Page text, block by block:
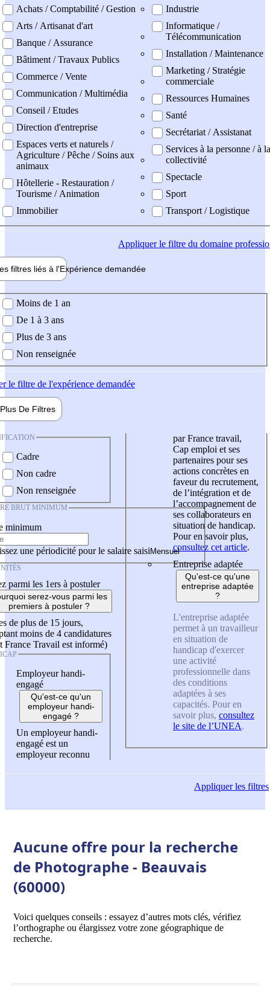
professionel
Achats / Comptabilité / Gestion
Arts / Artisanat d'art
Banque / Assurance
Bâtiment / Travaux Publics
Commerce / Vente
Communication / Multimédia
Conseil / Etudes
Direction d'entreprise
Espaces verts et naturels /
Agriculture / Pêche / Soins aux
animaux
Hôtellerie - Restauration /
Tourisme / Animation
Immobilier
Industrie
Informatique /
Télécommunication
Installation / Maintenance
Marketing / Stratégie
commerciale
Ressources Humaines
Santé
Secrétariat / Assistanat
Services à la personne / à la
collectivité
Spectacle
Sport
Transport / Logistique
Appliquerle filtre du domaine
filtres liés à l'Expérience demandée
demandée
Moins de 1 an
De 1 à 3 ans
Plus de 3 ans
Non renseignée
le filtre de l'expérience demandée
Plus De Filtres
Cadre
Non cadre
Non renseignée
BRUT MINIMUM
minimum
une périodicité pour le salaire saisi
parmi les 1ers à postuler
serez-vous parmi les
premiers à postuler ?
de plus de 15 jours,
moins de 4 candidatures
France Travail est informé)
Employeur handi-
engagé
Qu'est-ce qu'un
employeur handi-
engagé ?
Un employeur handi-
engagé est un
employeur reconnu
par France travail,
Cap emploi et ses
partenaires pour ses
actions concrètes en
faveur du recrutement,
de l’intégration et de
l’accompagnement de
ses collaborateurs en
situation de handicap.
Pour en savoir plus,
consultez cet article.
Entreprise adaptée
Qu'est-ce qu'une
entreprise adaptée
?
L'entreprise adaptée
permet à un travailleur
en situation de
handicap d'exercer
une activité
professionnelle dans
des conditions
adaptées à ses
capacités. Pour en
savoir plus, consultez
le site de l’UNEA.
Appliquerles filtres
Aucune offre pour la recherche
de Photographe - Beauvais
(60000)
Voici quelques conseils : essayez d’autres mots clés, vérifiez
l’orthographe ou élargissez votre zone géographique de
recherche.